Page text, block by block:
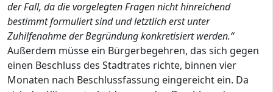
der Fall, da die vorgelegten Fragen nicht hinreichend
bestimmt formuliert sind und letztlich erst unter
Zuhilfenahme der Begründung konkretisiert werden.“
Außerdem müsse ein Bürgerbegehren, das sich gegen
einen Beschluss des Stadtrates richte, binnen vier
Monaten nach Beschlussfassung eingereicht ein. Da